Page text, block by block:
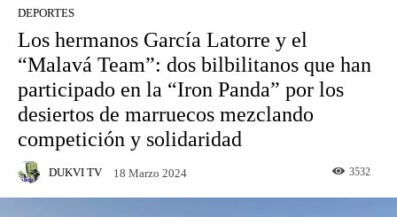
DEPORTES
Los hermanos García Latorre y el
“Malavá Team”: dos bilbilitanos que han
participado en la “Iron Panda” por los
desiertos de marruecos mezclando
competición y solidaridad
DUKVI TV 18 Marzo 2024 3532